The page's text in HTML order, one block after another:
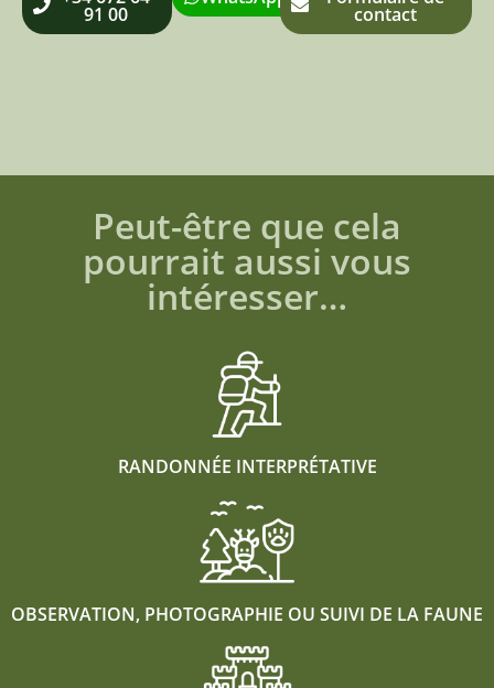
91 00 contact
Peut-être que cela
pourrait aussi vous
intéresser…
RANDONNÉE INTERPRÉTATIVE
OBSERVATION, PHOTOGRAPHIE OU SUIVI DE LA FAUNE